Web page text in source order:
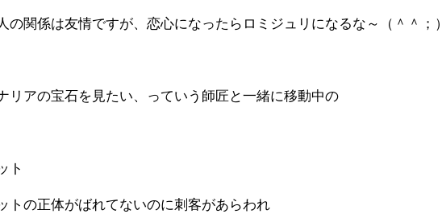
の関係は友情ですが、恋心になったらロミジュリになるな～（＾＾；）
リアの宝石を見たい、っていう師匠と一緒に移動中の
ト
トの正体がばれてないのに刺客があらわれ